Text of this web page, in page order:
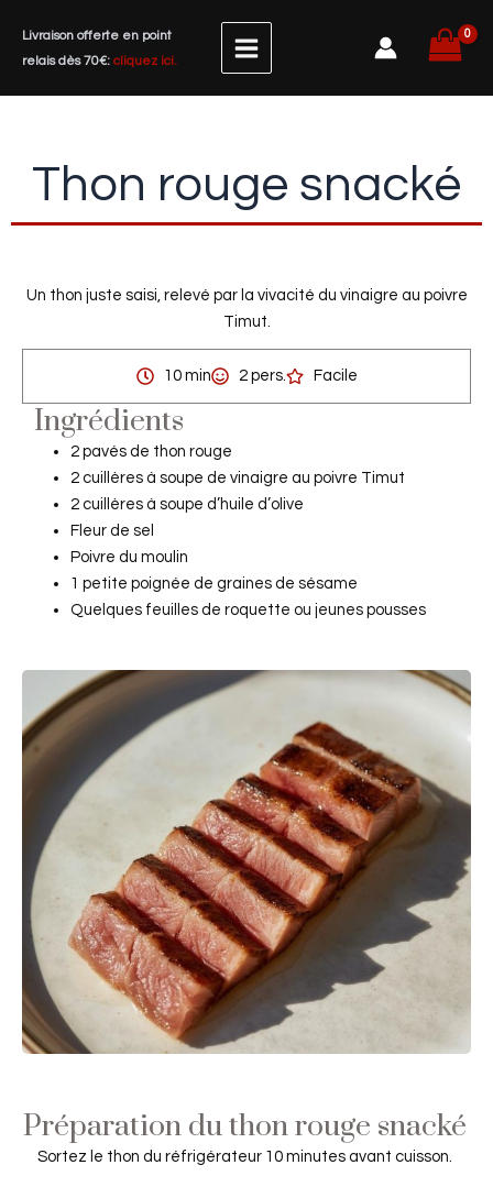
contenu
Livraison offerte en point
relais dès 70€: cliquez ici.
Thon rouge snacké
Un thon juste saisi, relevé par la vivacité du vinaigre au poivre
Timut.
10 min 2 pers. Facile
Ingrédients
2 pavés de thon rouge
2 cuillères à soupe de vinaigre au poivre Timut
2 cuillères à soupe d’huile d’olive
Fleur de sel
Poivre du moulin
1 petite poignée de graines de sésame
Quelques feuilles de roquette ou jeunes pousses
Préparation du thon rouge snacké
Sortez le thon du réfrigérateur 10 minutes avant cuisson.